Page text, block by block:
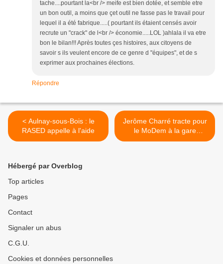
tache....pourtant la<br /> meife est bien dotée, et semble etre
un bon outil, a moins que çet outil ne fasse pas le travail pour
lequel il a été fabrique.....( pourtant ils étaient censés avoir
recrute un "crack" de l<br /> économie.....LOL )ahlala il va etre
bon le bilan!!! Après toutes çes histoires, aux citoyens de
savoir s ils veulent encore de ce genre d "équipes", et de s
exprimer aux prochaines élections.
Répondre
< Aulnay-sous-Bois : le
RASED appelle à l'aide
Jerôme Charré tracte pour
le MoDem à la gare
d'Aulnay-sous-Bois >
Hébergé par Overblog
Top articles
Pages
Contact
Signaler un abus
C.G.U.
Cookies et données personnelles